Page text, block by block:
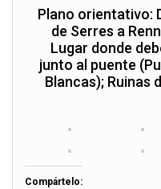
Plano orientativo:
de Serres a
Lugar donde
junto al puente
Blancas); Ruinas
Compártelo: